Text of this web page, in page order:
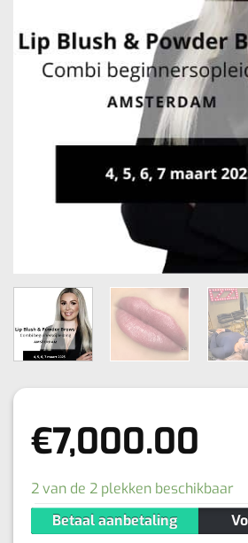
€7,000.00
2 van de 2 plekken beschikbaar
Betaal aanbetaling